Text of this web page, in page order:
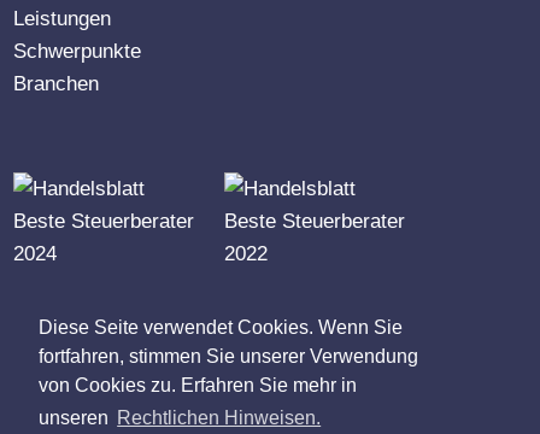
Diese Seite verwendet Cookies. Wenn Sie
fortfahren, stimmen Sie unserer Verwendung
von Cookies zu. Erfahren Sie mehr in
unseren Rechtlichen Hinweisen.
Leistungen
Schwerpunkte
Branchen
RUFEN SIE UNS AN
0 62 52 / 99 09-0
zentrale@reibold-guthier.de